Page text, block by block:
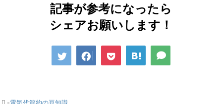
記事が参考になったら
シェアお願いします！